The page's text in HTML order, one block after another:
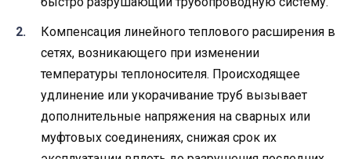
Компенсация линейного теплового расширения в
сетях, возникающего при изменении
температуры теплоносителя. Происходящее
удлинение или укорачивание труб вызывает
дополнительные напряжения на сварных или
муфтовых соединениях, снижая срок их